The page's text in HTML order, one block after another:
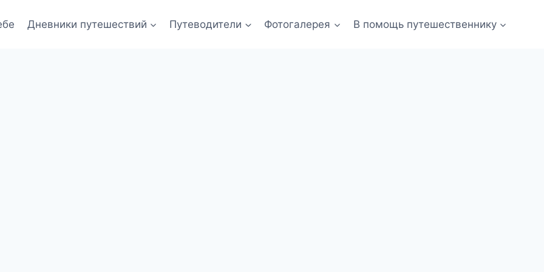
Дневники путешествий Путеводители Фотогалерея В помощь путешественнику